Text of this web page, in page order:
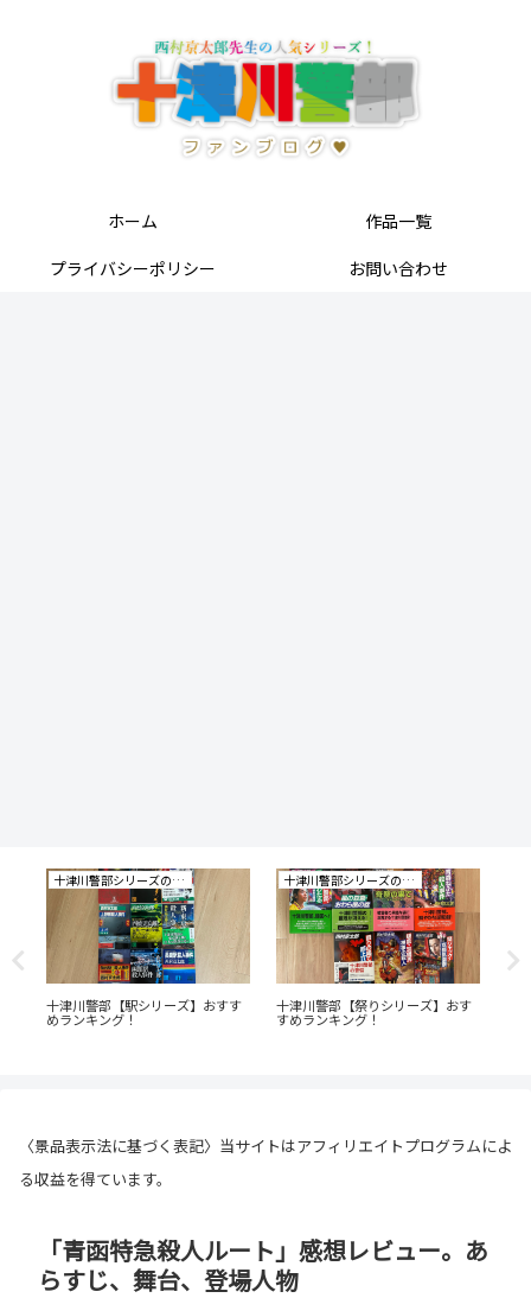
ホーム
作品一覧
プライバシーポリシー
お問い合わせ
十津川警部シリーズの研究
十津川警部【駅シリーズ】おすす
めランキング！
十津川警部シリーズの研究
十津川警部【祭りシリーズ】おす
すめランキング！
〈景品表示法に基づく表記〉当サイトはアフィリエイトプログラムによ
る収益を得ています。
「青函特急殺人ルート」感想レビュー。あ
らすじ、舞台、登場人物